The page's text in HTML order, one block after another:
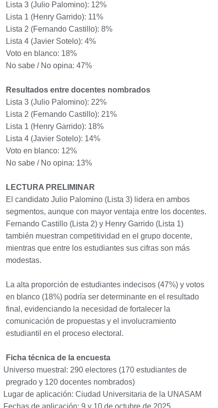
Lista 3 (Julio Palomino): 12%
Lista 1 (Henry Garrido): 11%
Lista 2 (Fernando Castillo): 8%
Lista 4 (Javier Sotelo): 4%
Voto en blanco: 18%
No sabe / No opina: 47%
Resultados entre docentes nombrados
Lista 3 (Julio Palomino): 22%
Lista 2 (Fernando Castillo): 21%
Lista 1 (Henry Garrido): 18%
Lista 4 (Javier Sotelo): 14%
Voto en blanco: 12%
No sabe / No opina: 13%
LECTURA PRELIMINAR
El candidato Julio Palomino (Lista 3) lidera en ambos
segmentos, aunque con mayor ventaja entre los docentes.
Fernando Castillo (Lista 2) y Henry Garrido (Lista 1)
también muestran competitividad en el grupo docente,
mientras que entre los estudiantes sus cifras son más
modestas.
La alta proporción de estudiantes indecisos (47%) y votos
en blanco (18%) podría ser determinante en el resultado
final, evidenciando la necesidad de fortalecer la
comunicación de propuestas y el involucramiento
estudiantil en el proceso electoral.
Ficha técnica de la encuesta
Universo muestral: 290 electores (170 estudiantes de
pregrado y 120 docentes nombrados)
Lugar de aplicación: Ciudad Universitaria de la UNASAM
Fechas de aplicación: 9 y 10 de octubre de 2025